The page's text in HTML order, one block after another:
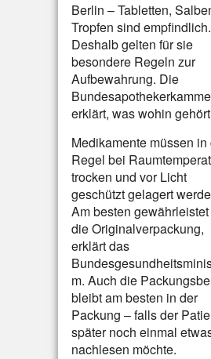
Berlin – Tabletten,
Tropfen sind empfindlich.
Deshalb gelten für sie
besondere Regeln zur
Aufbewahrung. Die
erklärt, was wohin
Medikamente müssen in
Regel bei
trocken und vor Licht
geschützt gelagert
Am besten
die Originalverpackung,
erklärt das
m. Auch die
bleibt am besten in der
Packung – falls der
später noch einmal
nachlesen möchte.